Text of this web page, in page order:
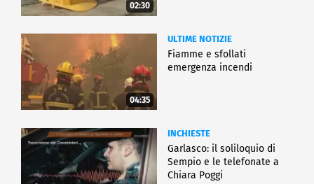
02:30
04:35
ULTIME NOTIZIE
Fiamme e sfollati
emergenza incendi
INCHIESTE
Garlasco: il soliloquio di
Sempio e le telefonate a
Chiara Poggi